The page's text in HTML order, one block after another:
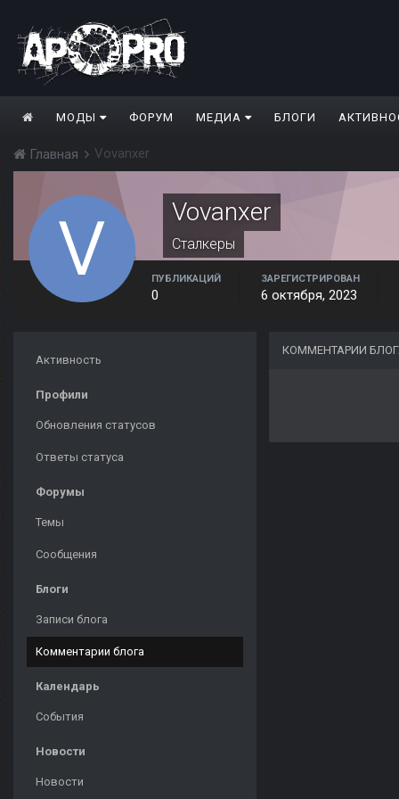
МОДЫ ФОРУМ МЕДИА БЛОГИ
Главная Vovanxer
Vovanxer
Сталкеры
ПУБЛИКАЦИЙ
0
ЗАРЕГИСТРИРОВАН
6 октября, 2023
Активность
Профили
Обновления статусов
Ответы статуса
Форумы
Темы
Сообщения
Блоги
Записи блога
Комментарии блога
Календарь
События
Новости
Новости
КОММЕНТАРИИ